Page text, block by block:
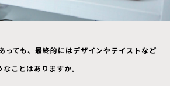
っても、最終的にはデザインやテイストなど
ことはありますか。